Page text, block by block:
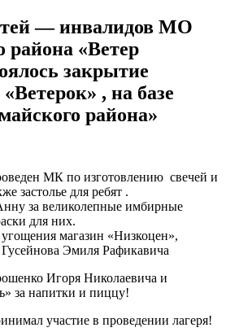
— инвалидов МО
района «Ветер
закрытие
, на базе
района»
МК по изготовлению свечей и
застолье для ребят .
за великолепные имбирные
для них.
магазин «Низкоцен»,
Эмиля Рафикавича
Игоря Николаевича и
за напитки и пиццу!
участие в проведении лагеря!